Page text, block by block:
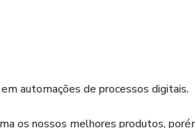
automações de processos digitais.
os nossos melhores produtos,